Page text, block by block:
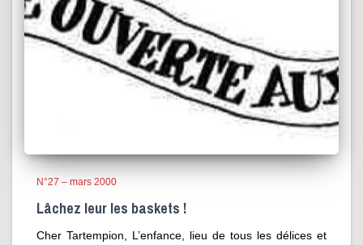
N°27 – mars 2000
Lâchez leur les baskets !
Cher Tartempion, L’enfance, lieu de tous les délices et